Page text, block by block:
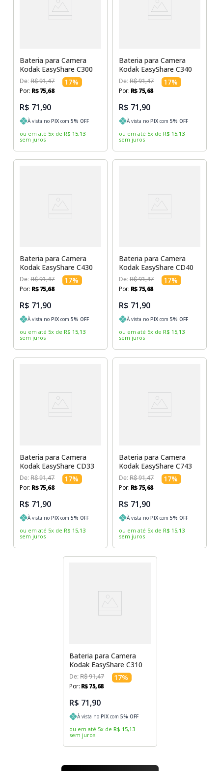
Bateria para Camera
Kodak EasyShare C300
De:R$ 91,47 17%
Por: R$ 75,68
R$ 71,90
À vista noPIX com5% OFF
ou em até 5x de R$ 15,13
sem juros
Bateria para Camera
Kodak EasyShare C340
De: R$ 91,47 17%
Por: R$75,68
R$ 71,90
À vista no PIX com 5% OFF
ou em até 5x de R$ 15,13
sem juros
Bateria para Camera
Kodak EasyShare C430
De:R$ 91,47 17%
Por: R$ 75,68
R$ 71,90
À vista noPIX com5% OFF
ou em até 5x de R$ 15,13
sem juros
Bateria para Camera
Kodak EasyShare CD40
De: R$ 91,47 17%
Por: R$75,68
R$ 71,90
À vista no PIX com 5% OFF
ou em até 5x de R$ 15,13
sem juros
Bateria para Camera
Kodak EasyShare CD33
De:R$ 91,47 17%
Por: R$ 75,68
R$ 71,90
À vista noPIX com5% OFF
ou em até 5x de R$ 15,13
sem juros
Bateria para Camera
Kodak EasyShare C743
De: R$ 91,47 17%
Por: R$75,68
R$ 71,90
À vista no PIX com 5% OFF
ou em até 5x de R$ 15,13
sem juros
Bateria para Camera
Kodak EasyShare C310
De:R$ 91,47 17%
Por: R$75,68
R$ 71,90
À vista noPIX com5% OFF
ou em até 5x de R$ 15,13
sem juros